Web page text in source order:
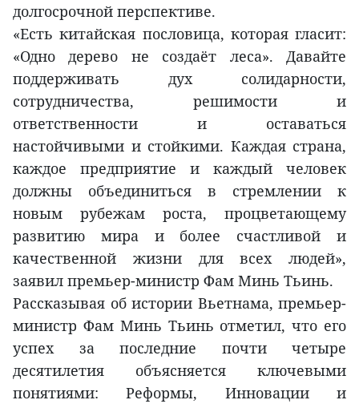
долгосрочной перспективе.
«Есть китайская пословица, которая гласит:
«Одно дерево не создаёт леса». Давайте
поддерживать дух солидарности,
сотрудничества, решимости и
ответственности и оставаться
настойчивыми и стойкими. Каждая страна,
каждое предприятие и каждый человек
должны объединиться в стремлении к
новым рубежам роста, процветающему
развитию мира и более счастливой и
качественной жизни для всех людей»,
заявил премьер-министр Фам Минь Тьинь.
Рассказывая об истории Вьетнама, премьер-
министр Фам Минь Тьинь отметил, что его
успех за последние почти четыре
десятилетия объясняется ключевыми
понятиями: Реформы, Инновации и